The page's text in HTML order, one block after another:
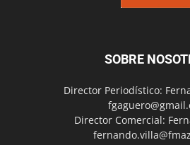
SOBRE
Director Periodístico:
Director Comercial: